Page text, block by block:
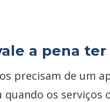
a pena
precisam de um
quando os serviços